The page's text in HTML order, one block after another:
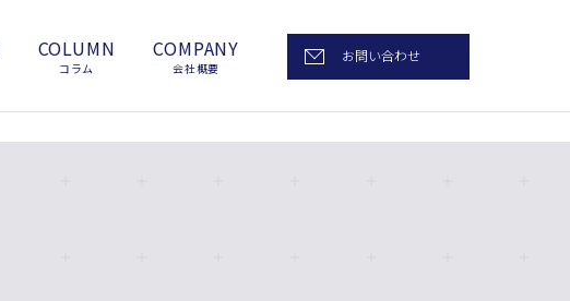
COLUMN
コラム
COMPANY
会社概要
お問い合わせ